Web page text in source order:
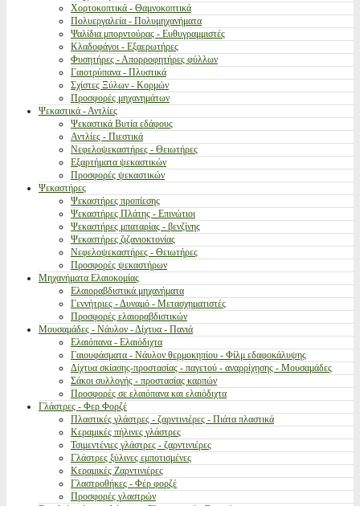
Χορτοκοπτικά - Θαμνοκοπτικά
Πολυεργαλεία - Πολυμηχανήματα
Ψαλίδια μπορντούρας - Ευθυγραμμιστές
Κλαδοφάγοι - Εξαερωτήρες
Φυσητήρες - Απορροφητήρες φύλλων
Γαιοτρύπανα - Πλυστικά
Σχίστες Ξύλων - Κορμών
Προσφορές μηχανημάτων
Ψεκαστικά - Αντλίες
Ψεκαστικά Βυτία εδάφους
Αντλίες - Πιεστικά
Νεφελοψεκαστήρες - Θειωτήρες
Εξαρτήματα ψεκαστικών
Προσφορές ψεκαστικών
Ψεκαστήρες
Ψεκαστήρες προπίεσης
Ψεκαστήρες Πλάτης - Επινώτιοι
Ψεκαστήρες μπαταρίας - βενζίνης
Ψεκαστήρες ζιζανιοκτονίας
Νεφελοψεκαστήρες - Θειωτήρες
Προσφορές ψεκαστήρων
Μηχανήματα Ελαιοκομίας
Ελαιοραβδιστικά μηχανήματα
Γεννήτριες - Δυναμό - Μετασχηματιστές
Προσφορές ελαιοραβδιστικών
Μουσαμάδες - Νάυλον - Δίχτυα - Πανιά
Ελαιόπανα - Ελαιόδιχτα
Γαιουφάσματα - Νάυλον θερμοκηπίου - Φίλμ εδαφοκάλυψης
Δίχτυα σκίασης-προστασίας - παγετού - αναρρίχησης - Μουσαμάδες
Σάκοι συλλογής - προστασίας καρπών
Προσφορές σε ελαιόπανα και ελαιόδιχτα
Γλάστρες - Φερ Φορζέ
Πλαστικές γλάστρες - ζαρντινιέρες - Πιάτα πλαστικά
Κεραμικές πήλινες γλάστρες
Τσιμεντένιες γλάστρες - ζαρντινιέρες
Γλάστρες ξύλινες εμποτισμένες
Κεραμικές Ζαρντινιέρες
Γλαστροθήκες - Φέρ φορζέ
Προσφορές γλαστρών